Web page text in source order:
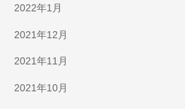
2022年1月
2021年12月
2021年11月
2021年10月